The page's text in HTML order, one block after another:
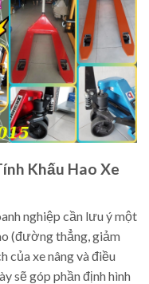
Khấu Hao Xe
nghiệp cần lưu ý một
(đường thẳng, giảm
của xe nâng và điều
sẽ góp phần định hình